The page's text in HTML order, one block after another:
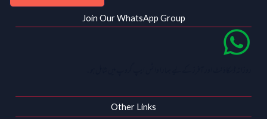
Join Our WhatsApp Group
Other Links